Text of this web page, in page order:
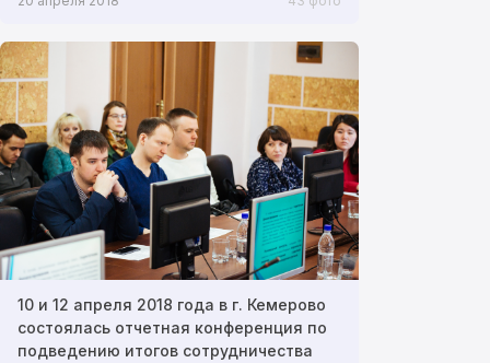
10 и 12 апреля 2018 года в г. Кемерово
состоялась отчетная конференция по
подведению итогов сотрудничества